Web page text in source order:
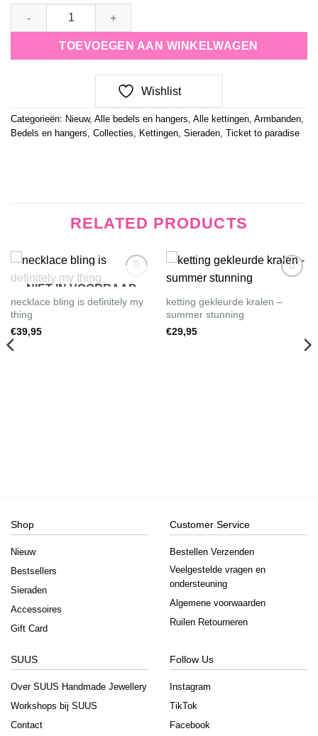
TOEVOEGEN AAN WINKELWAGEN
Wishlist
Categorieën: Nieuw, Alle bedels en hangers, Alle kettingen, Armbanden,
Bedels en hangers, Collecties, Kettingen, Sieraden, Ticket to paradise
RELATED PRODUCTS
Wishlist
NIET IN VOORRAAD
necklace bling is definitely my
thing
€39,95
ketting gekleurde kralen –
summer stunning
€29,95
Shop
Nieuw
Bestsellers
Sieraden
Accessoires
Gift Card
Customer Service
Bestellen Verzenden
Veelgestelde vragen en
ondersteuning
Algemene voorwaarden
Ruilen Retourneren
SUUS
Over SUUS Handmade Jewellery
Workshops bij SUUS
Contact
Follow Us
Instagram
TikTok
Facebook